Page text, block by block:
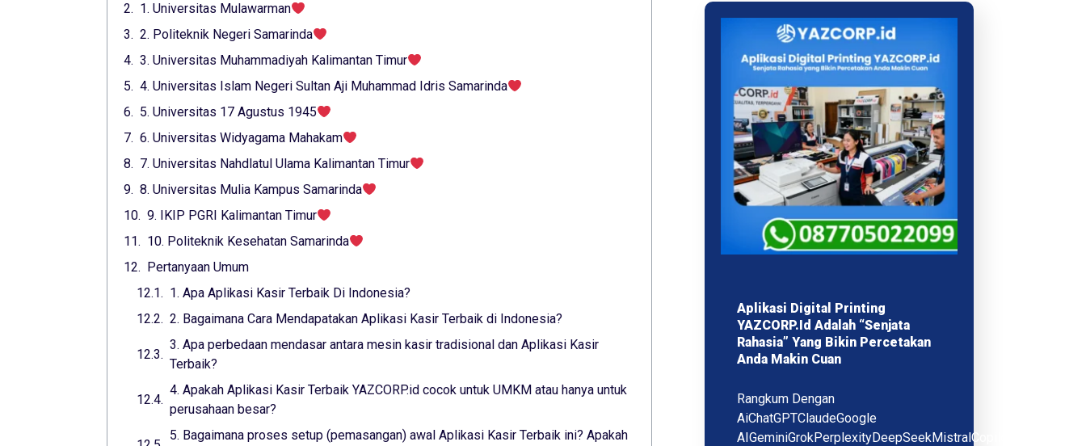
1. Universitas Mulawarman
2. Politeknik Negeri Samarinda
3. Universitas Muhammadiyah Kalimantan Timur
4. Universitas Islam Negeri Sultan Aji Muhammad Idris Samarinda
5. Universitas 17 Agustus 1945
6. Universitas Widyagama Mahakam
7. Universitas Nahdlatul Ulama Kalimantan Timur
8. Universitas Mulia Kampus Samarinda
9. IKIP PGRI Kalimantan Timur
10. Politeknik Kesehatan Samarinda
Pertanyaan Umum
1. Apa Aplikasi Kasir Terbaik Di Indonesia?
2. Bagaimana Cara Mendapatakan Aplikasi Kasir Terbaik di Indonesia?
3. Apa perbedaan mendasar antara mesin kasir tradisional dan Aplikasi Kasir
Terbaik?
4. Apakah Aplikasi Kasir Terbaik YAZCORP.id cocok untuk UMKM atau hanya untuk
perusahaan besar?
5. Bagaimana proses setup (pemasangan) awal Aplikasi Kasir Terbaik ini? Apakah
Aplikasi Digital Printing
YAZCORP.id Adalah “Senjata
Rahasia” Yang Bikin Percetakan
Anda Makin Cuan
Rangkum Dengan
AiChatGPTClaudeGoogle
AIGeminiGrokPerplexityDeepSeekMistralCopilotQwenMeta